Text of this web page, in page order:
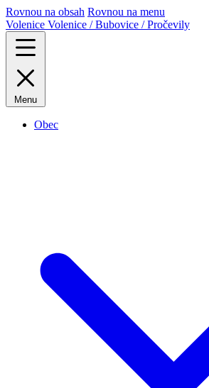
Rovnou na obsah Rovnou na menu
Volenice Volenice / Bubovice / Pročevily
Menu
Obec